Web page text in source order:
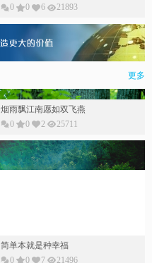
0
0 6 21893
更多
烟雨飘江南愿如双飞燕
0
0 2 25711
简单本就是种幸福
0
0 7 21496